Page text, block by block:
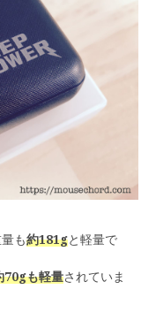
も約181gと軽量で
70gも軽量されていま